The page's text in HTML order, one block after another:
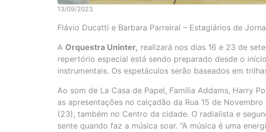
13/09/2023
Flávio Ducatti e Barbara Parreiral – Estagiários de
A Orquestra Uninter, realizará nos dias 16 e 23 de
repertório especial está sendo preparado desde o
instrumentais. Os espetáculos serão baseados em
Ao som de La Casa de Papel, Família Addams, Harry
as apresentações no calçadão da Rua 15 de
(23), também no Centro da cidade. O radialista e
sente quando faz a música soar. “A música é uma